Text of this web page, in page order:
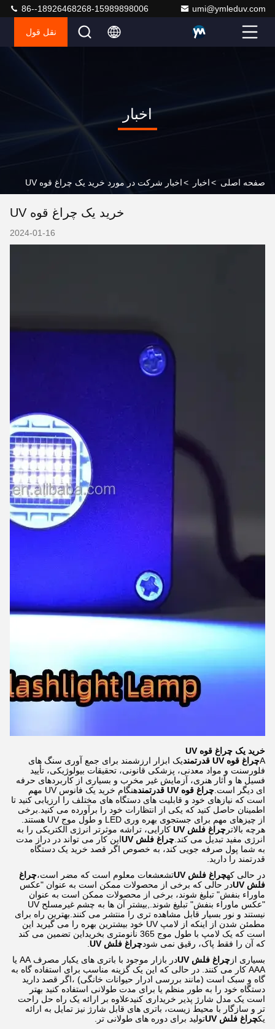
umi@ymleduv.com
86--18926468268-15989898006
نقل قول
اخبار
صفحه اصلی >اخبار >اخبار شرکت در مورد خرید یک چراغ قوه UV
خرید یک چراغ قوه UV
2024-01-16
خرید یک چراغ قوه UV
Aچراغ قوه UV قدرتمند
یک ابزار ارزشمند برای جمع آوری سنگ های
فلورسنت و مواد معدنی، پزشکی قانونی، تحقیقات بیولوژیکی، تأیید
فسیل ها و آثار هنری، آزمایش غیر مخرب و بسیاری از کاربردهای حرفه
ای دیگر است. چراغ قوه UV قدرتمند
هنگام خرید یک فانوس UV مهم
است که نیازهای خود و قابلیت های دستگاه های مختلف را ارزیابی کنید تا
اطمینان حاصل کنید که یکی از انتظارات خود را برآورده می کنید.برخی
از چیزهای مهم برای جستجوی بهره وری LED و طول موج UV هستند.
هرچه بالاتر چراغ فلش UV
کارایی، تراشه موثرتر انرژی الکتریکی را به
انرژی مفید تبدیل می کند. چراغ فلش UV
این کار می تواند در دراز مدت
به شما پول صرفه جویی کند، به خصوص اگر قصد خرید یک دستگاه
قدرتمند را دارید.
در حالی کهچراغ فلش UV تشعشعات معلوم است که مضر است،چراغ
فلش UV
در حالی که برخی از محصولات ممکن است به عنوان "عکس
ماوراء بنفش" تبلیغ شوند، برخی از محصولات ممکن است به عنوان
"عکس ماوراء بنفش" تبلیغ شوند.,بیشتر آن ها به چشم غیرمسلح UV
نیستند و نور بسیار قابل مشاهده تری را منتشر می کنند.بهترین راه برای
مطمئن شدن از اینکه از لامپ UV خود بیشترین بهره را می گیرید این
است که یک لامپ با طول موج 365 نانومتری بخریداین تضمین می کند
که آن را فقط پاک، رقیق نمی شودچراغ فلش UV
بسیاری از چراغ فلش UV
در بازار موجود با باتری های یکبار مصرف AA یا
AAA کار می کنند. در حالی که این یک گزینه مناسب برای استفاده گاه به
گاه و سبک است (مانند بررسی ادرار حیوانات خانگی) ،اگر قصد دارید
دستگاه خود را به طور منظم یا برای مدت طولانی استفاده کنید بهتر
است یک مدل شارژ پذیر خریداری کنیدعلاوه بر ارائه یک راه حل راحت
تر و سازگار با محیط زیست، باتری های قابل شارژ نیز تمایل به ارائه
یکچراغ فلش UV
تولید برای دوره های طولانی تر.